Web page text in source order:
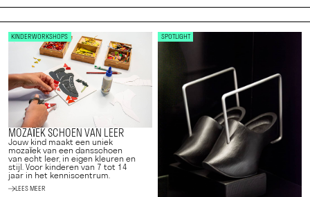
KINDERWORKSHOPS
MOZAÏEK SCHOEN VAN LEER
Jouw kind maakt een uniek
mozaïek van een dansschoen
van echt leer, in eigen kleuren en
stijl. Voor kinderen van 7 tot 14
jaar in het kenniscentrum.
LEES MEER
SPOTLIGHT